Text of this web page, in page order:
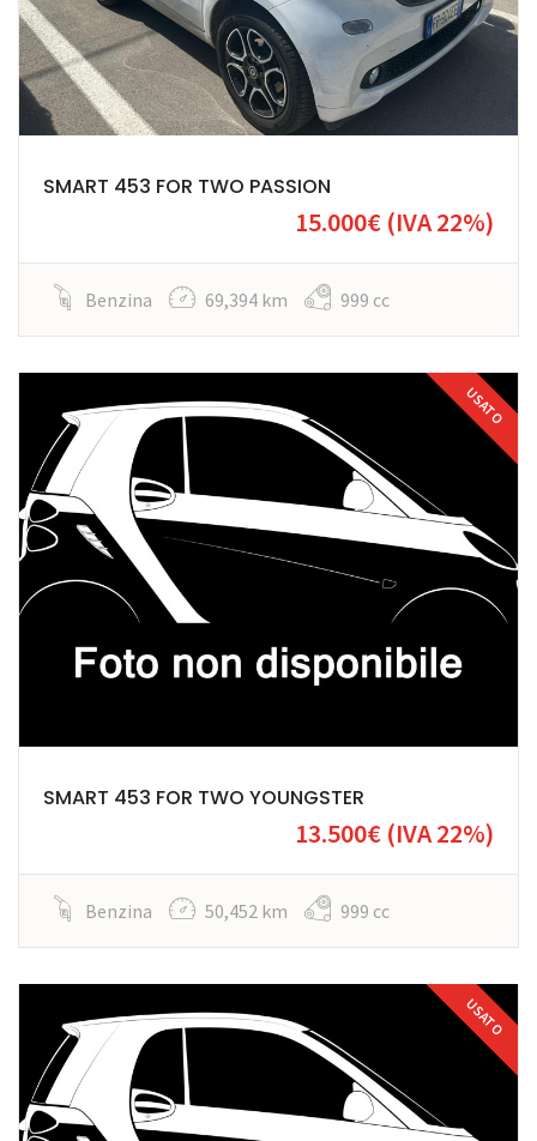
SMART 453 FOR TWO PASSION
15.000€ (IVA 22%)
Benzina 69,394 km 999 cc
USATO
SMART 453 FOR TWO YOUNGSTER
13.500€ (IVA 22%)
Benzina 50,452 km 999 cc
USATO